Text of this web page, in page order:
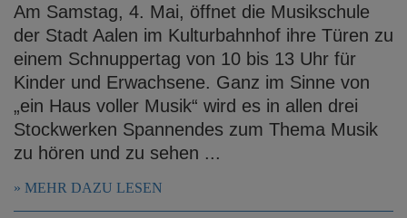
Am Samstag, 4. Mai, öffnet die Musikschule
der Stadt Aalen im Kulturbahnhof ihre Türen zu
einem Schnuppertag von 10 bis 13 Uhr für
Kinder und Erwachsene. Ganz im Sinne von
„ein Haus voller Musik“ wird es in allen drei
Stockwerken Spannendes zum Thema Musik
zu hören und zu sehen ...
MEHR DAZU LESEN